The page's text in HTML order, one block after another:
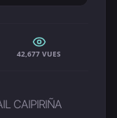
42,677 VUES
CAIPIRIÑA